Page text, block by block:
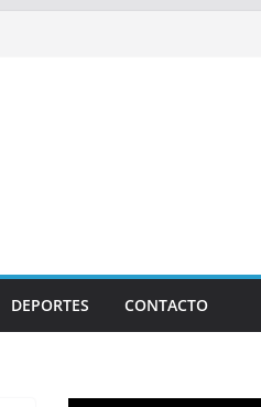
DEPORTES CONTACTO